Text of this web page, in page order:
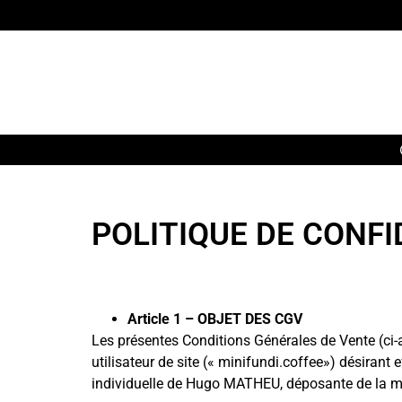
POLITIQUE DE
Article 1 – OBJET DES CGV
Les présentes Conditions Générales de Vente
utilisateur de site (« minifundi.coffee») désirant
individuelle de Hugo MATHEU, déposante de la